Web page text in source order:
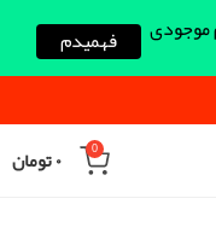
0 ۰تومان
موجودی فهمیدم